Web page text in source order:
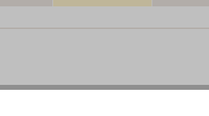
Tankleitungen.